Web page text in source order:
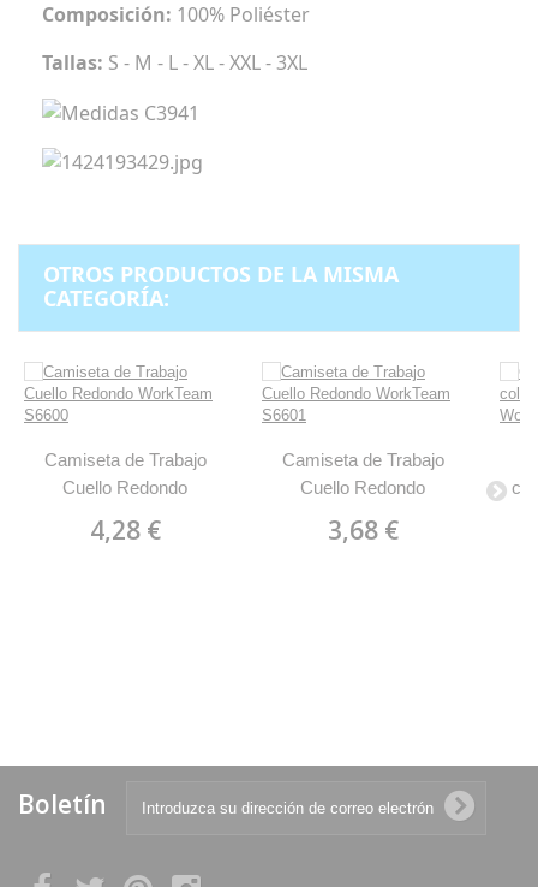
Composición: 100% Poliéster
Tallas: S - M - L - XL - XXL - 3XL
OTROS PRODUCTOS DE LA MISMA
CATEGORÍA:
Camiseta de Trabajo
Cuello Redondo
4,28 €
Camiseta de Trabajo
Cuello Redondo
3,68 €
Boletín